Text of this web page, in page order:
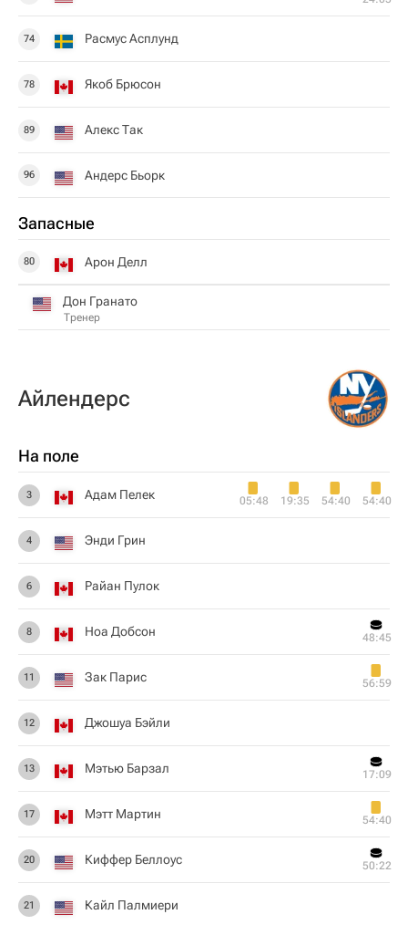
74 Расмус Асплунд
78 Якоб Брюсон
89 Алекс Так
96 Андерс Бьорк
Запасные
80 Арон Делл
Дон Гранато
Тренер
Айлендерс
На поле
3 Адам Пелек 05:48 19:35 54:40 54:40
4 Энди Грин
6 Райан Пулок
8 Ноа Добсон 48:45
11 Зак Парис 56:59
12 Джошуа Бэйли
13 Мэтью Барзал 17:09
17 Мэтт Мартин 54:40
20 Киффер Беллоус 50:22
21 Кайл Палмиери